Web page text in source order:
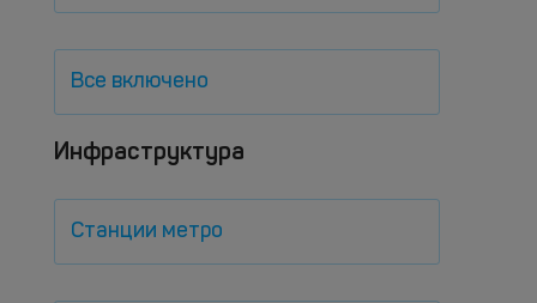
Все включено
Инфраструктура
Станции метро